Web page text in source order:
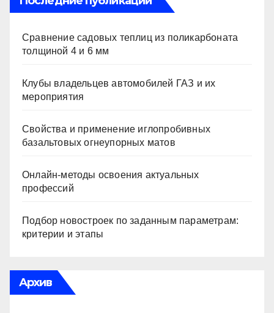
Сравнение садовых теплиц из поликарбоната
толщиной 4 и 6 мм
Клубы владельцев автомобилей ГАЗ и их
мероприятия
Свойства и применение иглопробивных
базальтовых огнеупорных матов
Онлайн-методы освоения актуальных
профессий
Подбор новостроек по заданным параметрам:
критерии и этапы
Архив